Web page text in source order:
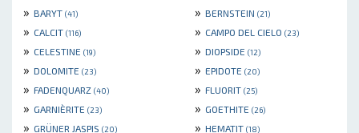
» BARYT (41) » BERNSTEIN (21)
» CALCIT (116) » CAMPO DEL CIELO (23)
» CELESTINE (19) » DIOPSIDE (12)
» DOLOMITE (23) » EPIDOTE (20)
» FADENQUARZ (40) » FLUORIT (25)
» GARNIÈRITE (23) » GOETHITE (26)
» GRÜNER JASPIS (20) » HEMATIT (18)